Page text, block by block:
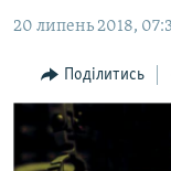
основної
Перейти
до
пошуку
БЛОГИ
ПОГЛЯД
ІНТЕРВ'Ю
ВСЕ ЗА ДЕНЬ
20 липень 2018,
Поділитись